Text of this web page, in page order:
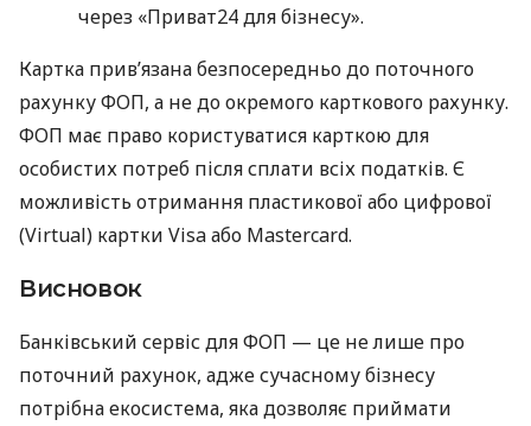
через «Приват24 для бізнесу».
Картка прив’язана безпосередньо до поточного
рахунку ФОП, а не до окремого карткового рахунку.
ФОП має право користуватися карткою для
особистих потреб після сплати всіх податків. Є
можливість отримання пластикової або цифрової
(Virtual) картки Visa або Mastercard.
Висновок
Банківський сервіс для ФОП — це не лише про
поточний рахунок, адже сучасному бізнесу
потрібна екосистема, яка дозволяє приймати